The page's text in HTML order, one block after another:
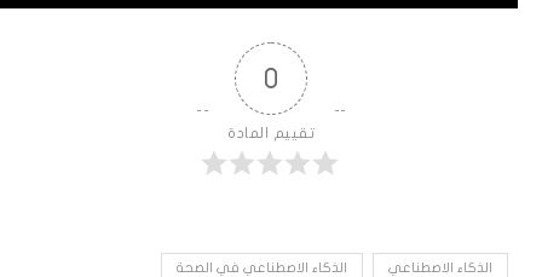
0
تقييم المادة
الذكاء الاصطناعي الذكاء الاصطناعي في الصحة